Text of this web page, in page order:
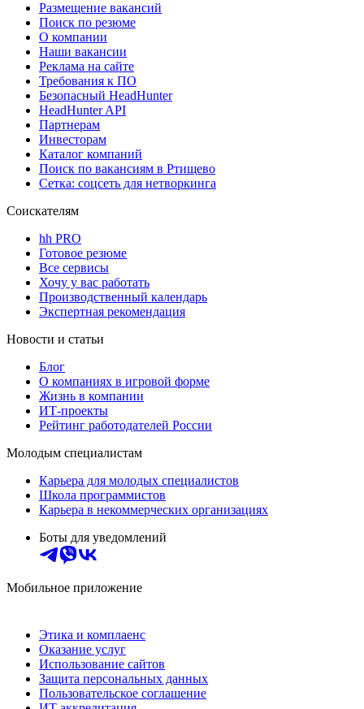
Размещение вакансий
Поиск по резюме
О компании
Наши вакансии
Реклама на сайте
Требования к ПО
Безопасный HeadHunter
HeadHunter API
Партнерам
Инвесторам
Каталог компаний
Поиск по вакансиям в Ртищево
Сетка: соцсеть для нетворкинга
Соискателям
hh PRO
Готовое резюме
Все сервисы
Хочу у вас работать
Производственный календарь
Экспертная рекомендация
Новости и статьи
Блог
О компаниях в игровой форме
Жизнь в компании
ИТ-проекты
Рейтинг работодателей России
Молодым специалистам
Карьера для молодых специалистов
Школа программистов
Карьера в некоммерческих организациях
Боты для уведомлений
Мобильное приложение
Этика и комплаенс
Оказание услуг
Использование сайтов
Защита персональных данных
Пользовательское соглашение